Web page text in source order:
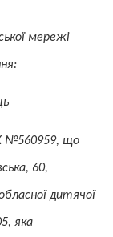
мережі
№560959, що
60,
дитячої
яка